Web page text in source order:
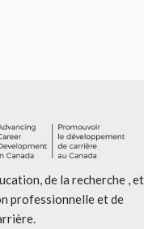
de la recherche , et
professionnelle et de